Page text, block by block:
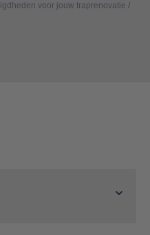
voor jouw traprenovatie /